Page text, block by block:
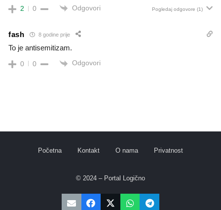
2 0 Odgovori Pogledaj odgovore (1)
fash 8 godine prije
To je antisemitizam.
0 0 Odgovori
Početna Kontakt O nama Privatnost
© 2024 – Portal Logično